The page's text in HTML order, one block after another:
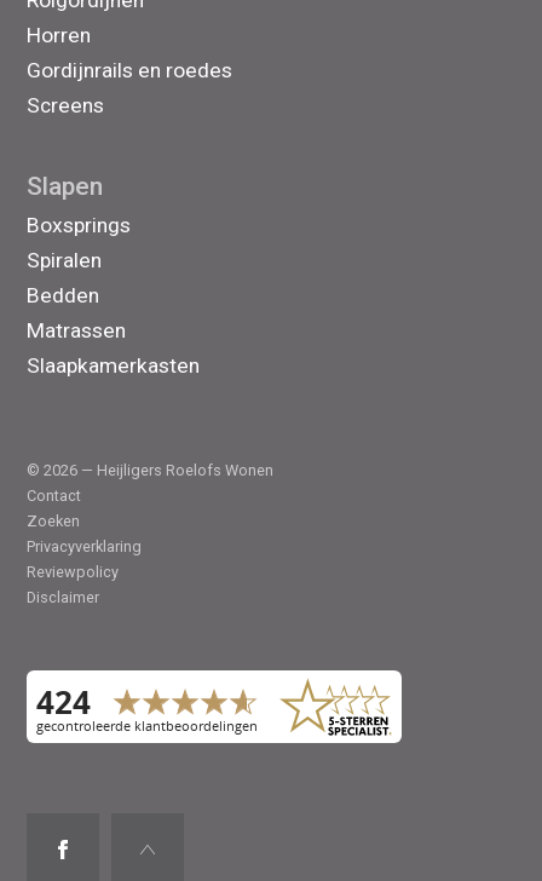
Horren
Gordijnrails en roedes
Screens
Slapen
Boxsprings
Spiralen
Bedden
Matrassen
Slaapkamerkasten
© 2026 — Heijligers Roelofs Wonen
Contact
Zoeken
Privacyverklaring
Reviewpolicy
Disclaimer